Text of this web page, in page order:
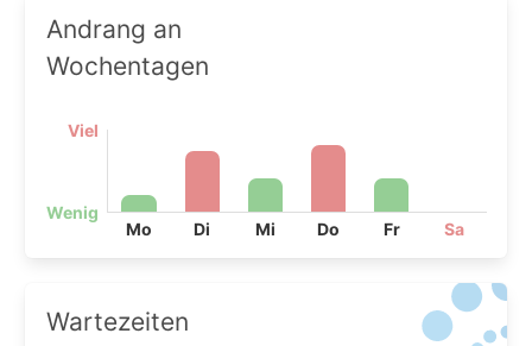
Andrang an
Wochentagen
Viel
Wenig
Mo
Di Mi Do Fr Sa
Wartezeiten